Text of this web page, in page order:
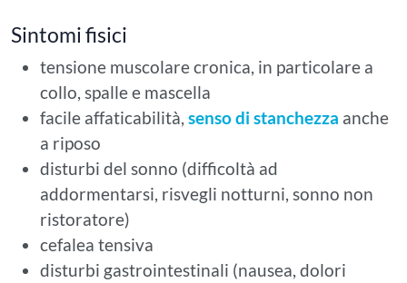
Sintomi fisici
tensione muscolare cronica, in particolare a
collo, spalle e mascella
facile affaticabilità, senso di stanchezza anche
a riposo
disturbi del sonno (difficoltà ad
addormentarsi, risvegli notturni, sonno non
ristoratore)
cefalea tensiva
disturbi gastrointestinali (nausea, dolori